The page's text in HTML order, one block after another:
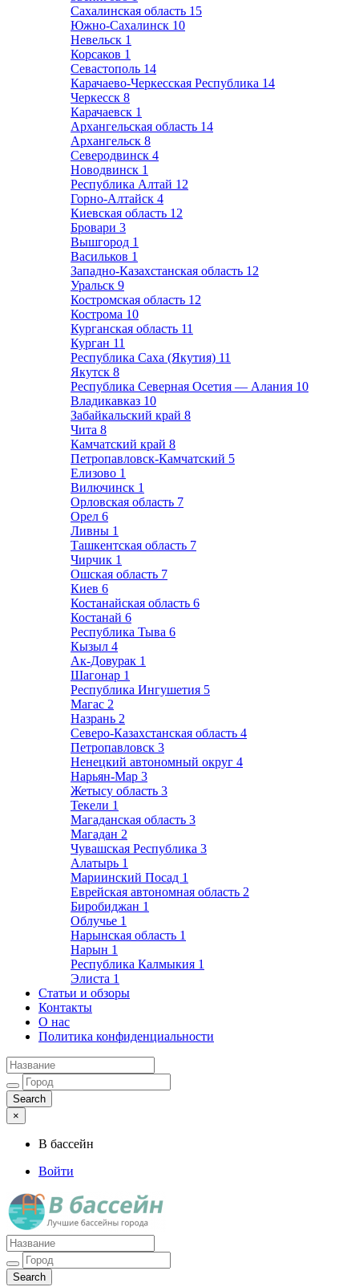
Сахалинская область 15
Южно-Сахалинск 10
Невельск 1
Корсаков 1
Севастополь 14
Карачаево-Черкесская Республика 14
Черкесск 8
Карачаевск 1
Архангельская область 14
Архангельск 8
Северодвинск 4
Новодвинск 1
Республика Алтай 12
Горно-Алтайск 4
Киевская область 12
Бровари 3
Вышгород 1
Васильков 1
Западно-Казахстанская область 12
Уральск 9
Костромская область 12
Кострома 10
Курганская область 11
Курган 11
Республика Саха (Якутия) 11
Якутск 8
Республика Северная Осетия — Алания 10
Владикавказ 10
Забайкальский край 8
Чита 8
Камчатский край 8
Петропавловск-Камчатский 5
Елизово 1
Вилючинск 1
Орловская область 7
Орел 6
Ливны 1
Ташкентская область 7
Чирчик 1
Ошская область 7
Киев 6
Костанайская область 6
Костанай 6
Республика Тыва 6
Кызыл 4
Ак-Довурак 1
Шагонар 1
Республика Ингушетия 5
Магас 2
Назрань 2
Северо-Казахстанская область 4
Петропавловск 3
Ненецкий автономный округ 4
Нарьян-Мар 3
Жетысу область 3
Текели 1
Магаданская область 3
Магадан 2
Чувашская Республика 3
Алатырь 1
Мариинский Посад 1
Еврейская автономная область 2
Биробиджан 1
Облучье 1
Нарынская область 1
Нарын 1
Республика Калмыкия 1
Элиста 1
Статьи и обзоры
Контакты
О нас
Политика конфиденциальности
×
В бассейн
Войти
Лучшие бассейны города